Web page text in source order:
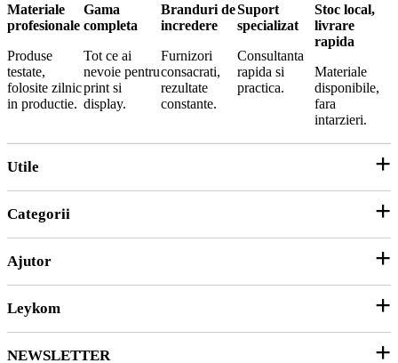
Materiale
profesionale
Produse
testate,
folosite zilnic
in productie.
Gama
completa
Tot ce ai
nevoie pentru
print si
display.
Branduri de
incredere
Furnizori
consacrati,
rezultate
constante.
Suport
specializat
Consultanta
rapida si
practica.
Stoc local,
livrare
rapida
Materiale
disponibile,
fara
intarzieri.
Utile
Parteneri
Categorii
Echipamente și Consumabile
Ambalare
Ajutor
Contact
Leykom
Despre noi
NEWSLETTER